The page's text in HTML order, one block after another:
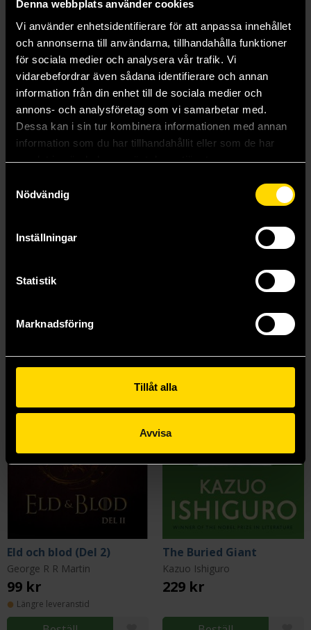
Denna webbplats använder cookies
Vi använder enhetsidentifierare för att anpassa innehållet
och annonserna till användarna, tillhandahålla funktioner
för sociala medier och analysera vår trafik. Vi
vidarebefordrar även sådana identifierare och annan
information från din enhet till de sociala medier och
annons- och analysföretag som vi samarbetar med.
Dessa kan i sin tur kombinera informationen med annan
information som du har tillhandahållit eller som de har
samlat in när du har använt deras tjänster.
Nödvändig
Inställningar
Statistik
Marknadsföring
Tillåt alla
Avvisa
Nosebleed Studio
Eld och blod (Del 2)
George R R Martin
99 kr
Längre leveranstid
The Buried Giant
Kazuo Ishiguro
229 kr